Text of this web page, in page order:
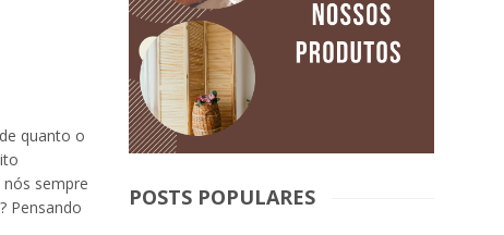
quanto o
sempre
Pensando
POSTS POPULARES